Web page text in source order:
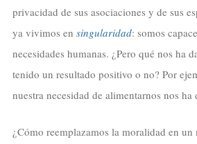
privacidad de sus asociaciones y de sus
ya vivimos en singularidad: somos
necesidades humanas. ¿Pero qué nos ha
tenido un resultado positivo o no? Por
nuestra necesidad de alimentarnos nos
¿Cómo reemplazamos la moralidad en